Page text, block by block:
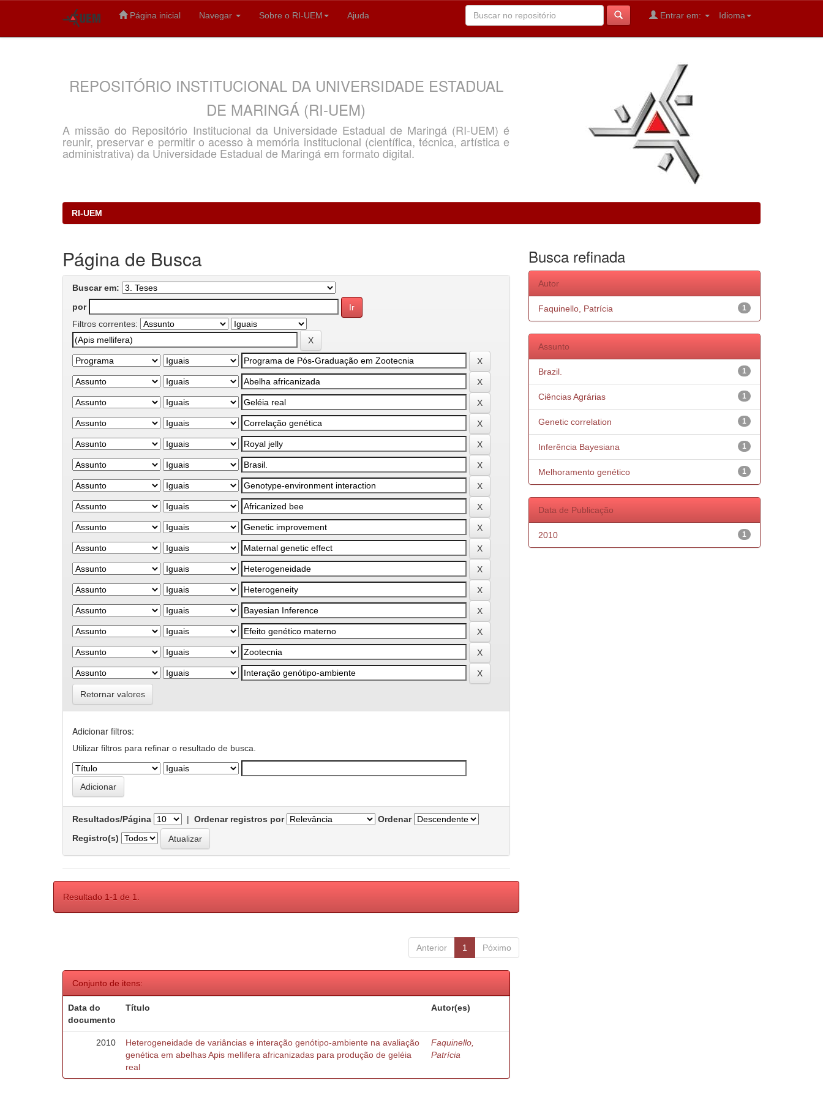
Página inicial Navegar Sobre o RI-UEM Ajuda Idioma
Entrar em:
REPOSITÓRIO INSTITUCIONAL DA UNIVERSIDADE ESTADUAL
DE MARINGÁ (RI-UEM)
A missão do Repositório Institucional da Universidade Estadual de Maringá (RI-UEM) é
reunir, preservar e permitir o acesso à memória institucional (científica, técnica, artística e
administrativa) da Universidade Estadual de Maringá em formato digital.
RI-UEM
Página de Busca
Buscar em:
por
Filtros correntes:
Retornar valores
Adicionar filtros:
Utilizar filtros para refinar o resultado de busca.
Resultados/Página | Ordenar registros por
Ordenar
Registro(s)
Resultado 1-1 de 1.
Anterior 1 Póximo
Conjunto de itens:
Data do
documento
Título Autor(es)
2010
Heterogeneidade de variâncias e interação genótipo-ambiente na avaliação
genética em abelhas Apis mellifera africanizadas para produção de geléia
real
Faquinello,
Patrícia
Busca refinada
Autor
1
Faquinello, Patrícia
Assunto
1
Brazil.
1
Ciências Agrárias
1
Genetic correlation
1
Inferência Bayesiana
1
Melhoramento genético
Data de Publicação
1
2010